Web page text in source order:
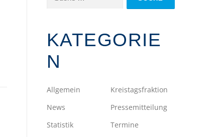
KATEGORIE
N
Allgemein
Kreistagsfraktion
News
Pressemitteilung
Statistik
Termine